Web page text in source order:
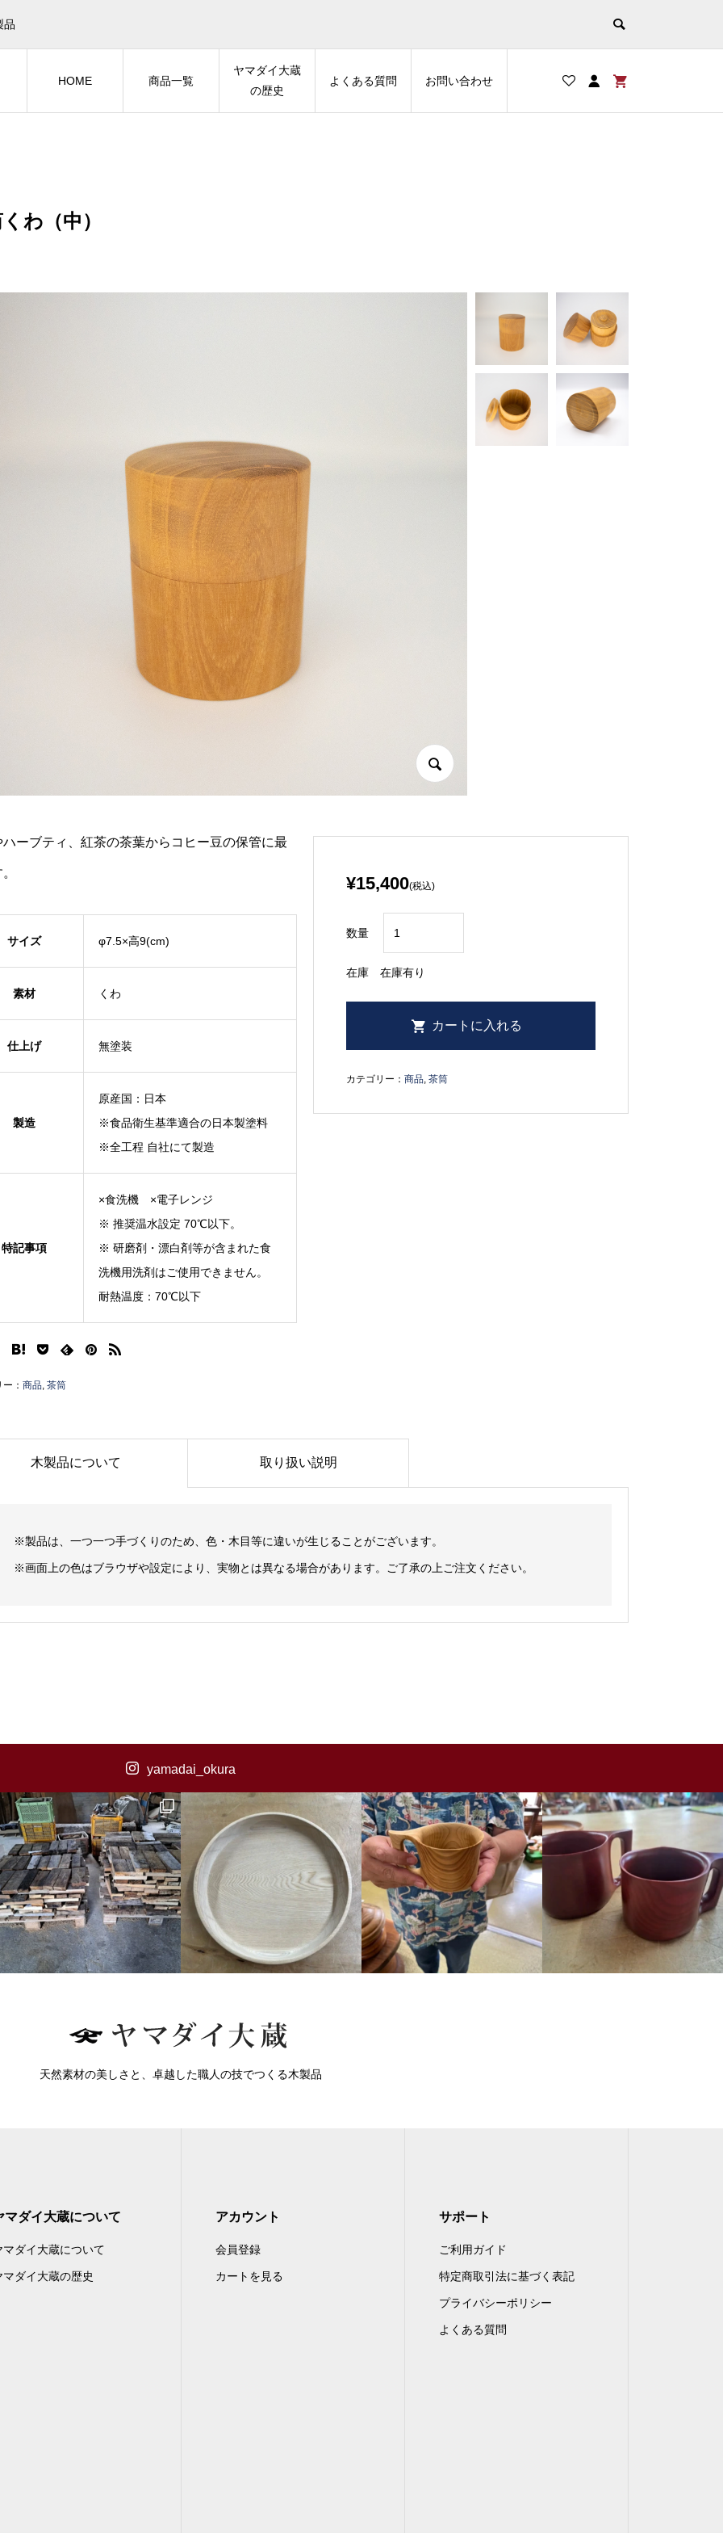
品
HOME 商品一覧
ヤマダイ大蔵
の歴史
よくある質問 お問い合わせ
わ（中）
ハーブティ、紅茶の茶葉からコヒー豆の保管に最
サイズ φ7.5×高9(cm)
素材 くわ
仕上げ 無塗装
製造
原産国：日本
※食品衛生基準適合の日本製塗料
※全工程 自社にて製造
特記事項
×食洗機 ×電子レンジ
※ 推奨温水設定 70℃以下。
※ 研磨剤・漂白剤等が含まれた食
洗機用洗剤はご使用できません。
耐熱温度：70℃以下
： 商品 茶筒
¥15,400(税込)
数量
在庫 在庫有り
カテゴリー：商品,茶筒
木製品について 取り扱い説明
※製品は、一つ一つ手づくりのため、色・木目等に違いが生じることがございます。
※画面上の色はブラウザや設定により、実物とは異なる場合があります。ご了承の上ご注文ください。
yamadai_okura
天然素材の美しさと、卓越した職人の技でつくる木製品
マダイ大蔵について
マダイ大蔵について
マダイ大蔵の歴史
アカウント
会員登録
カートを見る
サポート
ご利用ガイド
特定商取引法に基づく表記
プライバシーポリシー
よくある質問